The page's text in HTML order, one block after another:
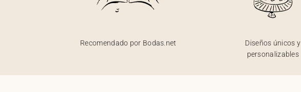
Recomendado por Bodas.net
Diseños únicos y
personalizables